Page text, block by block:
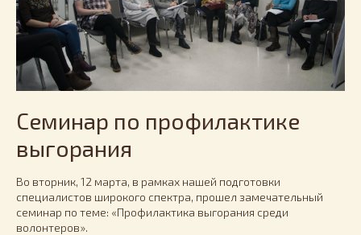
Семинар по профилактике
выгорания
Во вторник, 12 марта, в рамках нашей подготовки
специалистов широкого спектра, прошел замечательный
семинар по теме: «Профилактика выгорания среди
волонтеров».